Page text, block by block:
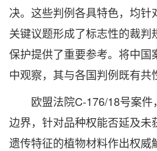
决。这些判例各具特色，均针
关键议题形成了标志性的裁判
保护提供了重要参考。将中国
中观察，其与各国判例既有共
欧盟法院C-176/18号案件
边界，针对品种权能否延及未
遗传特征的植物材料作出权威